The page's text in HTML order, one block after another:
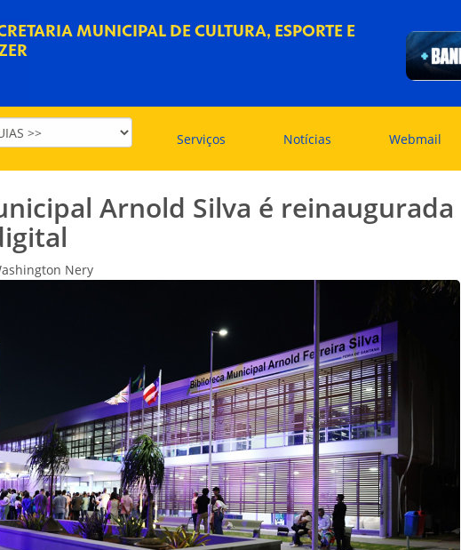
MUNICIPAL DE CULTURA, ESPORTE E
Serviços Notícias Webmail
Arnold Silva é reinaugurada
Nery